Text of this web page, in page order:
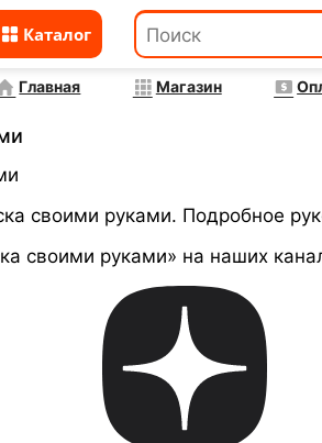
Главная Магазин
Каталог
своими руками. Подробное
своими руками» на наших